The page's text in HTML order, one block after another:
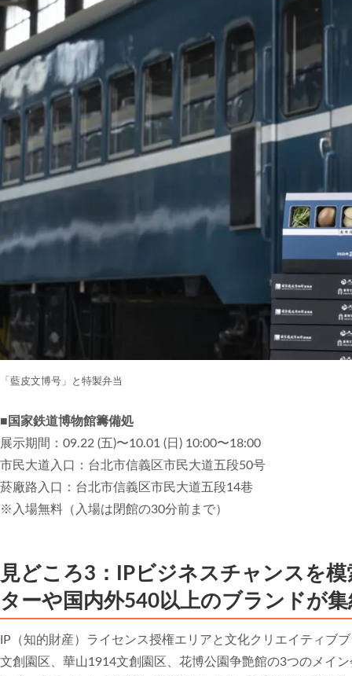
「藍皮文博号」と特製弁当
■国家鉄道博物館籌備処
展示期間：09.22 (五)〜10.01 (日) 10:00〜18:00
市民大道入口：台北市信義区市民大道五段50号
菸廠路入口：台北市信義区市民大道五段14巷
※入場無料（入場は閉館の30分前まで）
見どころ3：IPビジネスチャンスを
ターや国内外540以上のブランドが集
IP（知的財産）ライセンス授権エリアと文化クリエイティブ
文創園区、華山1914文創園区、花博公園争艶館の3つのメイ